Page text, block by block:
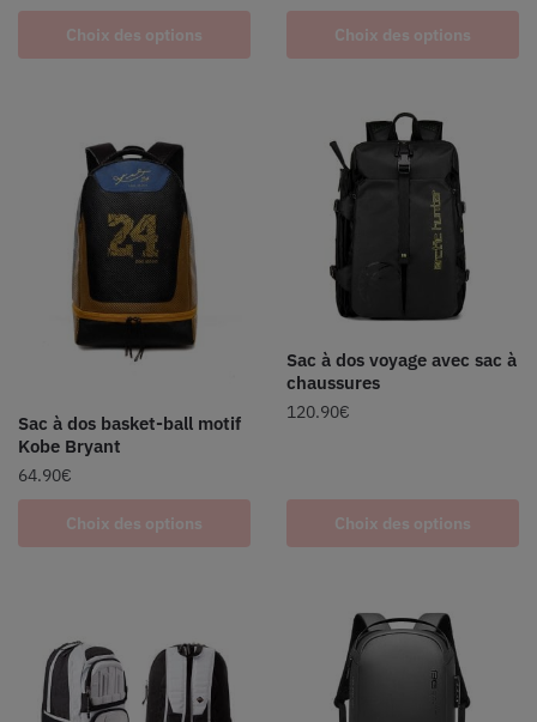
Choix des options Choix des options
Sac à dos basket-ball motif
Kobe Bryant
64.90€
Choix des options
Sac à dos voyage avec sac à
chaussures
120.90€
Choix des options